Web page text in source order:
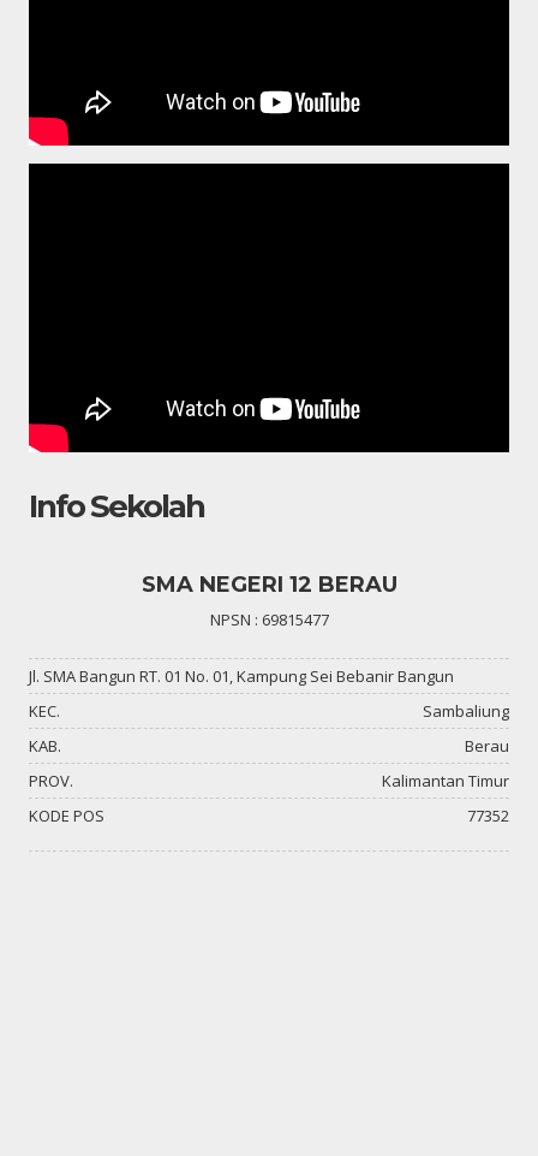
Info Sekolah
SMA NEGERI 12 BERAU
NPSN : 69815477
Jl. SMA Bangun RT. 01 No. 01, Kampung Sei Bebanir Bangun
KEC.
Sambaliung
KAB.
Berau
PROV.
Kalimantan Timur
KODE POS
77352